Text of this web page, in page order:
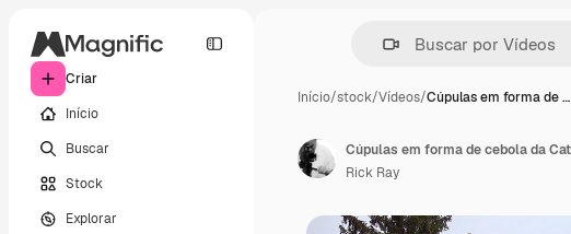
Criar
Início
Buscar
Stock
Explorar
Início/stock/Vídeos/Cúpulas em forma de …
Rick Ray